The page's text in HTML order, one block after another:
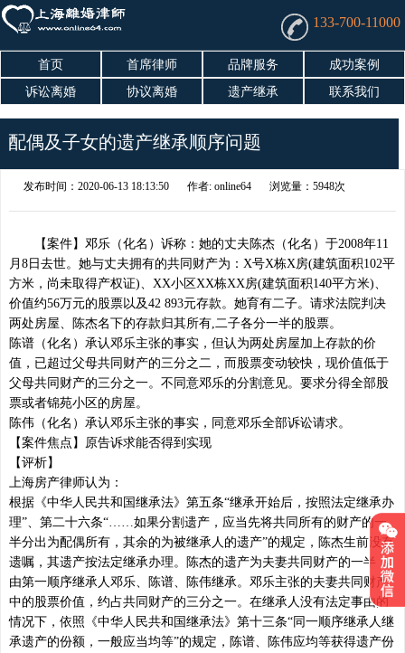
133-700-11000
首页 首席律师 品牌服务
成功案例
诉讼离婚
协议离婚 遗产继承 联系我们
配偶及子女的遗产继承顺序问题
发布时间：2020-06-13 18:13:50 作者: online64 浏览量：5948次
【案件】邓乐（化名）诉称：她的丈夫陈杰（化名）于2008年11
月8日去世。她与丈夫拥有的共同财产为：X号X栋X房(建筑面积102平
方米，尚未取得产权证)、XX小区XX栋XX房(建筑面积140平方米)、
价值约56万元的股票以及42 893元存款。她育有二子。请求法院判决
两处房屋、陈杰名下的存款归其所有,二子各分一半的股票。
陈谱（化名）承认邓乐主张的事实，但认为两处房屋加上存款的价
值，已超过父母共同财产的三分之二，而股票变动较快，现价值低于
父母共同财产的三分之一。不同意邓乐的分割意见。要求分得全部股
票或者锦苑小区的房屋。
陈伟（化名）承认邓乐主张的事实，同意邓乐全部诉讼请求。
【案件焦点】原告诉求能否得到实现
【评析】
上海房产律师认为：
根据《中华人民共和国继承法》第五条“继承开始后，按照法定继承办
理”、第二十六条“……如果分割遗产，应当先将共同所有的财产的一
半分出为配偶所有，其余的为被继承人的遗产”的规定，陈杰生前没有
遗嘱，其遗产按法定继承办理。陈杰的遗产为夫妻共同财产的一半，
由第一顺序继承人邓乐、陈谱、陈伟继承。邓乐主张的夫妻共同财产
中的股票价值，约占共同财产的三分之一。在继承人没有法定事由的
情况下，依照《中华人民共和国继承法》第十三条“同一顺序继承人继
承遗产的份额，一般应当均等”的规定，陈谱、陈伟应均等获得遗产份